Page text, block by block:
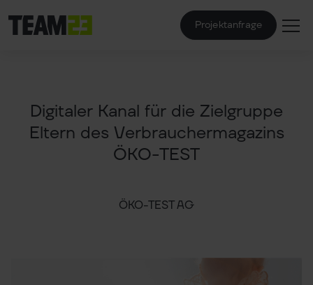
Projektanfrage
Digitaler Kanal für die Zielgruppe
Eltern des Verbrauchermagazins
ÖKO-TEST
ÖKO-TEST AG